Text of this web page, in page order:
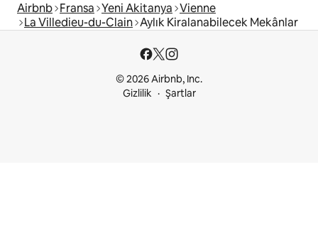
Airbnb Fransa Yeni Akitanya Vienne
La Villedieu-du-Clain Aylık Kiralanabilecek Mekânlar
© 2026 Airbnb, Inc.
Gizlilik
Şartlar